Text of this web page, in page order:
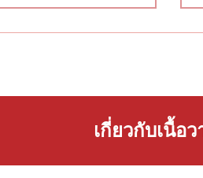
เกี่ยวกับเนื้อ